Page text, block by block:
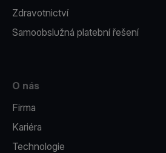
Zdravotnictví
Samoobslužná platební řešení
O nás
Firma
Kariéra
Technologie